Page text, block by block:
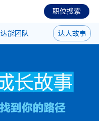
职位搜索
达能团队 达人故事